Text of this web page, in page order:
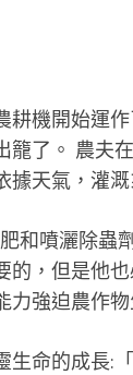
機開始運
了。 農夫
天氣，灌
和噴灑除蟲
的，但是他
力強迫農作物
生命的成長:「